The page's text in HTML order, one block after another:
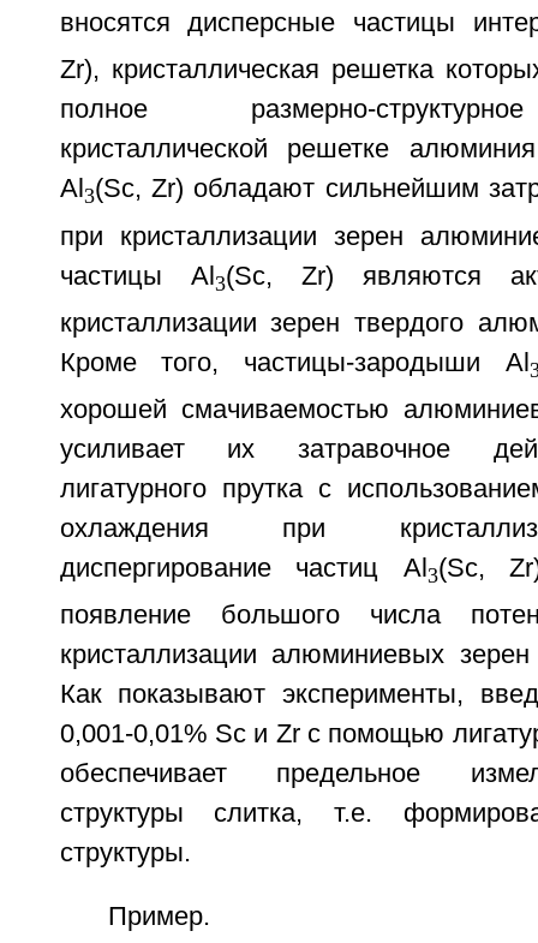
вносятся дисперсные частицы
Zr), кристаллическая решетка
полное размерно-
кристаллической решетке
Al 3(Sc, Zr) обладают сильнейшим
при кристаллизации зерен
частицы Al 3(Sc, Zr) являются
кристаллизации зерен твердого
Кроме того, частицы-зародыши Al
хорошей смачиваемостью
усиливает их затравочное
лигатурного прутка с
охлаждения при
диспергирование частиц Al 3(Sc,
появление большого числа
кристаллизации алюминиевых
Как показывают эксперименты,
0,001-0,01% Sc и Zr с помощью
обеспечивает предельное
структуры слитка, т.е.
структуры.
Пример.